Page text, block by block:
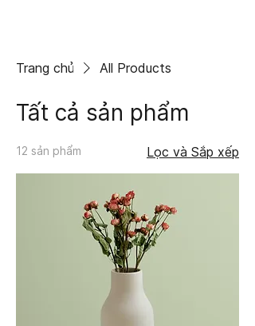
Trang chủ All Products
Tất cả sản phẩm
12 sản phẩm Lọc và Sắp xếp